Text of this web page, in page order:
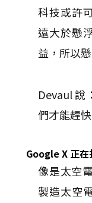
科技或許
遠大於懸
益，所以
Devaul 說
們才能趕
Google X 正在
像是太空
製造太空